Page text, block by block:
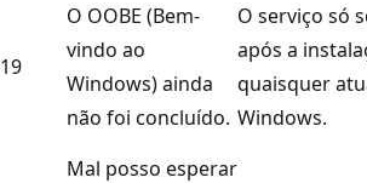
19
O OOBE (Bem-
vindo ao
Windows) ainda
não foi concluído.
O serviço só
após a
quaisquer
Windows.
Mal posso esperar